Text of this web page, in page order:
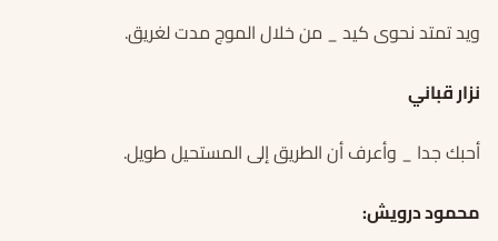
ويد تمتد نحوى كيد _ من خلال الموج مدت لغريق.
نزار قباني
أحبك جدا _ وأعرف أن الطريق إلى المستحيل طويل.
محمود درويش: